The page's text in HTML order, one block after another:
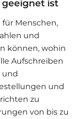
geeignet ist
Menschen,
und
können, wohin
Aufschreiben
und
und
zu
von bis zu